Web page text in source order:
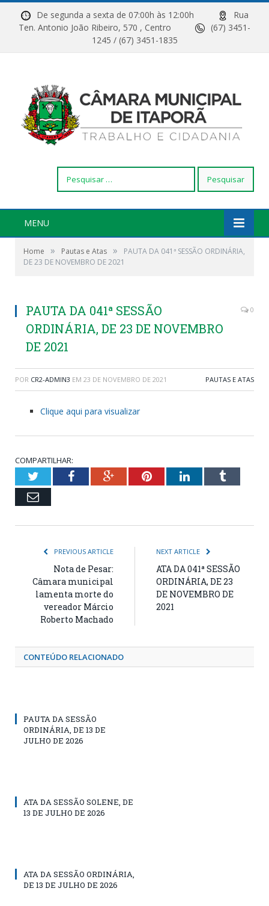
De segunda a sexta de 07:00h às 12:00h
Rua
Ten. Antonio João Ribeiro, 570 , Centro
(67) 3451-
1245 / (67) 3451-1835
por:
MENU
Home » Pautas e Atas »
PAUTA DA 041ª SESSÃO ORDINÁRIA,
DE 23 DE NOVEMBRO DE 2021
PAUTA DA 041ª SESSÃO
ORDINÁRIA, DE 23 DE NOVEMBRO
DE 2021
0
POR CR2-ADMIN3 EM 23 DE NOVEMBRO DE 2021 PAUTAS E ATAS
Clique aqui para visualizar
COMPARTILHAR:
TwitterFacebookGoogle+PinterestLinkedInTumblr
Email
PREVIOUS ARTICLE
Nota de Pesar:
Câmara municipal
lamenta morte do
vereador Márcio
Roberto Machado
NEXT ARTICLE
ATA DA 041ª SESSÃO
ORDINÁRIA, DE 23
DE NOVEMBRO DE
2021
CONTEÚDO RELACIONADO
PAUTA DA SESSÃO
ORDINÁRIA, DE 13 DE
JULHO DE 2026
ATA DA SESSÃO SOLENE, DE
13 DE JULHO DE 2026
ATA DA SESSÃO ORDINÁRIA,
DE 13 DE JULHO DE 2026